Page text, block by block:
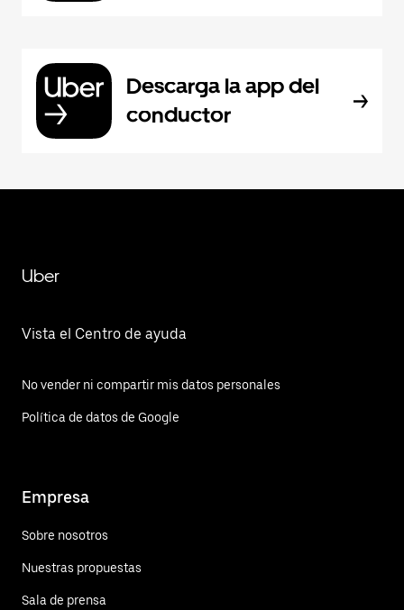
Descarga la app del
conductor
Uber
Vista el Centro de ayuda
No vender ni compartir mis datos personales
Política de datos de Google
Empresa
Sobre nosotros
Nuestras propuestas
Sala de prensa